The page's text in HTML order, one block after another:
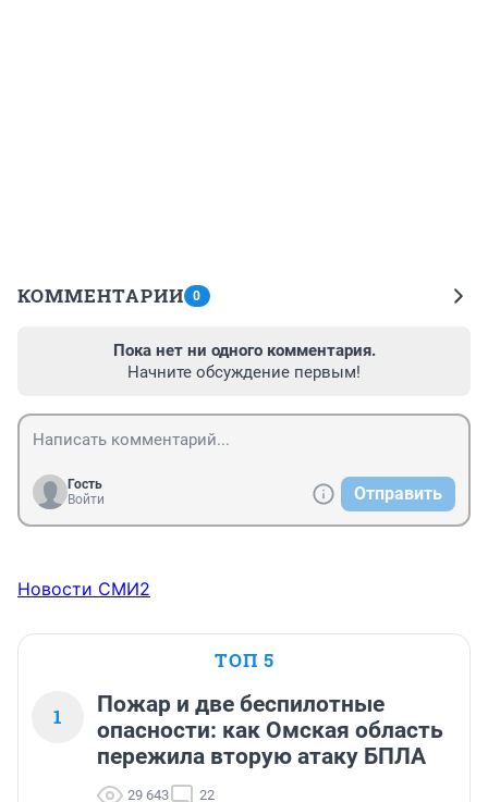
КОММЕНТАРИИ 0
Пока нет ни одного комментария.
Начните обсуждение первым!
Гость
Войти
Отправить
Новости СМИ2
ТОП 5
1
Пожар и две беспилотные
опасности: как Омская область
пережила вторую атаку БПЛА
29 643 22